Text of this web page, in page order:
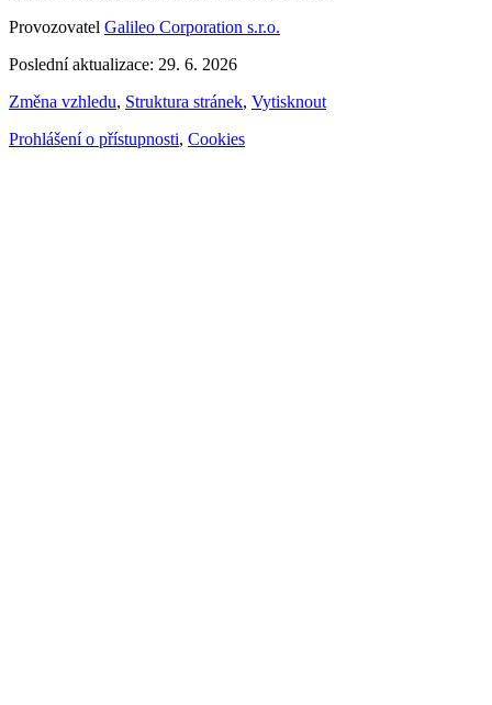
Provozovatel Galileo Corporation s.r.o.
Poslední aktualizace: 29. 6. 2026
Změna vzhledu, Struktura stránek, Vytisknout
Prohlášení o přístupnosti, Cookies